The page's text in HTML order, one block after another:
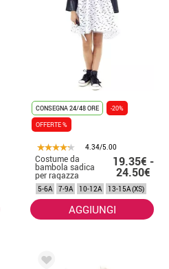
CONSEGNA 24/48 ORE
-20%
OFFERTE %
4.34/5.00
Costume da
bambola sadica
per ragazza
19.35€ -
24.50€
5-6A 7-9A 10-12A 13-15A (XS)
AGGIUNGI